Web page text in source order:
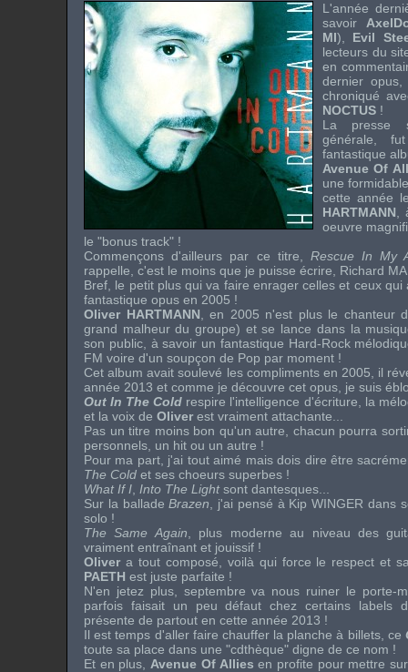
L'année
savoir
MI), Evil
lecteurs du
en
dernier
chroniqué
NOCTUS !
La presse
générale,
fantastique
Avenue Of
une
cette année
HARTMANN
oeuvre
le "bonus track" !
Commençons d'ailleurs par ce titre, Rescue In My
rappelle, c'est le moins que je puisse écrire, Richard
Bref, le petit plus qui va faire enrager celles et ceux
fantastique opus en 2005 !
Oliver HARTMANN , en 2005 n'est plus le chanteur
grand malheur du groupe) et se lance dans la
son public, à savoir un fantastique Hard-Rock
FM voire d'un soupçon de Pop par moment !
Cet album avait soulevé les compliments en 2005, il
année 2013 et comme je découvre cet opus, je suis
Out In The Cold respire l'intelligence d'écriture, la
et la voix de Oliver est vraiment attachante...
Pas un titre moins bon qu'un autre, chacun pourra
personnels, un hit ou un autre !
Pour ma part, j'ai tout aimé mais dois dire être
The Cold et ses choeurs superbes !
What If I Into The Lightsont dantesques...
Sur la balladeBrazen , j'ai pensé à Kip WINGER dans
solo !
The Same Again , plus moderne au niveau des
vraiment entraînant et jouissif !
Oliver a tout composé, voilà qui force le respect et
PAETH est juste parfaite !
N'en jetez plus, septembre va nous ruiner le porte-
parfois faisait un peu défaut chez certains labels
présente de partout en cette année 2013 !
Il est temps d'aller faire chauffer la planche à billets, ce
toute sa place dans une "cdthèque" digne de ce nom !
Et en plus, Avenue Of Allies en profite pour mettre